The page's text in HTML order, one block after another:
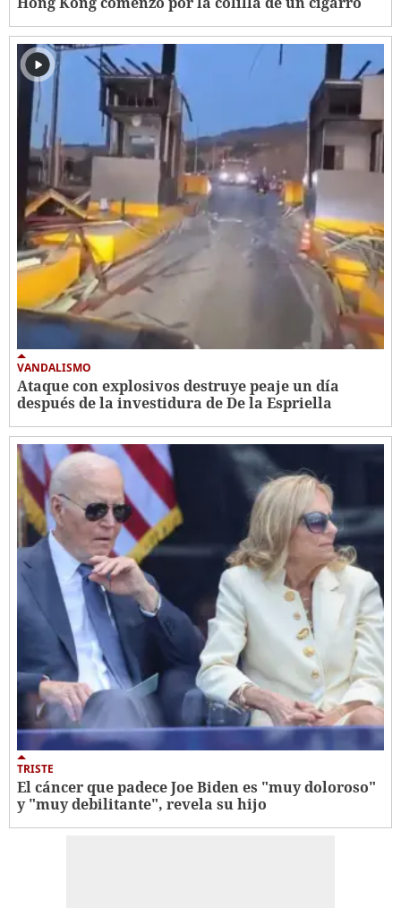
VANDALISMO
Ataque con explosivos destruye peaje un día
después de la investidura de De la Espriella
TRISTE
El cáncer que padece Joe Biden es "muy doloroso"
y "muy debilitante", revela su hijo